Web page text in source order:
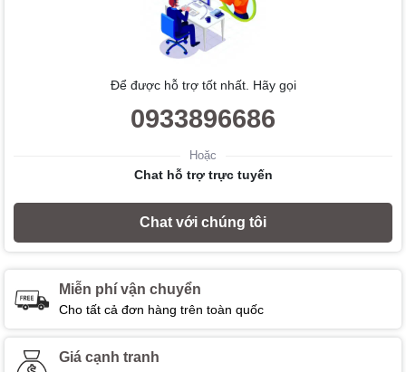
Để được hỗ trợ tốt nhất. Hãy gọi
0933896686
Hoặc
Chat hỗ trợ trực tuyến
Chat với chúng tôi
Miễn phí vận chuyển
Cho tất cả đơn hàng trên toàn quốc
Giá cạnh tranh